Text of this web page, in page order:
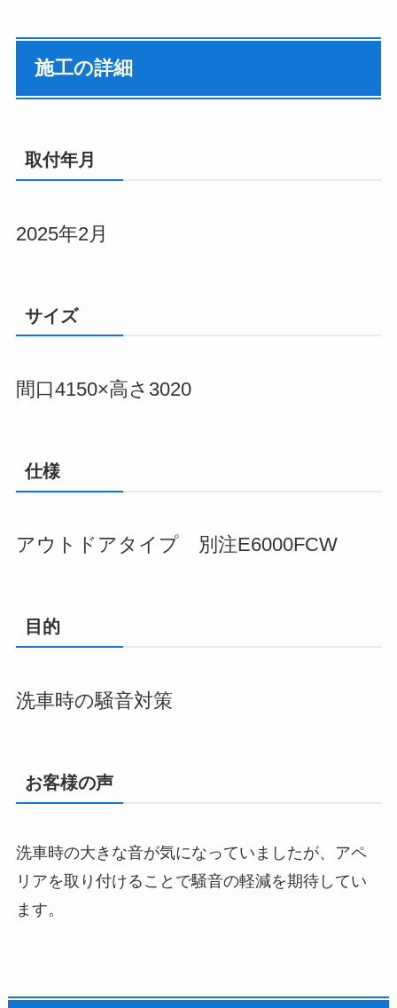
施工の詳細
取付年月
2025年2月
サイズ
間口4150×高さ3020
仕様
アウトドアタイプ 別注E6000FCW
目的
洗車時の騒音対策
お客様の声
洗車時の大きな音が気になっていましたが、アペ
リアを取り付けることで騒音の軽減を期待してい
ます。